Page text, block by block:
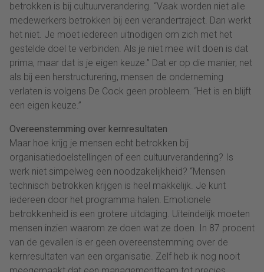
betrokken is bij cultuurverandering. “Vaak worden niet alle
medewerkers betrokken bij een verandertraject. Dan werkt
het niet. Je moet iedereen uitnodigen om zich met het
gestelde doel te verbinden. Als je niet mee wilt doen is dat
prima, maar dat is je eigen keuze.” Dat er op die manier, net
als bij een herstructurering, mensen de onderneming
verlaten is volgens De Cock geen probleem. “Het is en blijft
een eigen keuze.”
Overeenstemming over kernresultaten
Maar hoe krijg je mensen echt betrokken bij
organisatiedoelstellingen of een cultuurverandering? Is
werk niet simpelweg een noodzakelijkheid? “Mensen
technisch betrokken krijgen is heel makkelijk. Je kunt
iedereen door het programma halen. Emotionele
betrokkenheid is een grotere uitdaging. Uiteindelijk moeten
mensen inzien waarom ze doen wat ze doen. In 87 procent
van de gevallen is er geen overeenstemming over de
kernresultaten van een organisatie. Zelf heb ik nog nooit